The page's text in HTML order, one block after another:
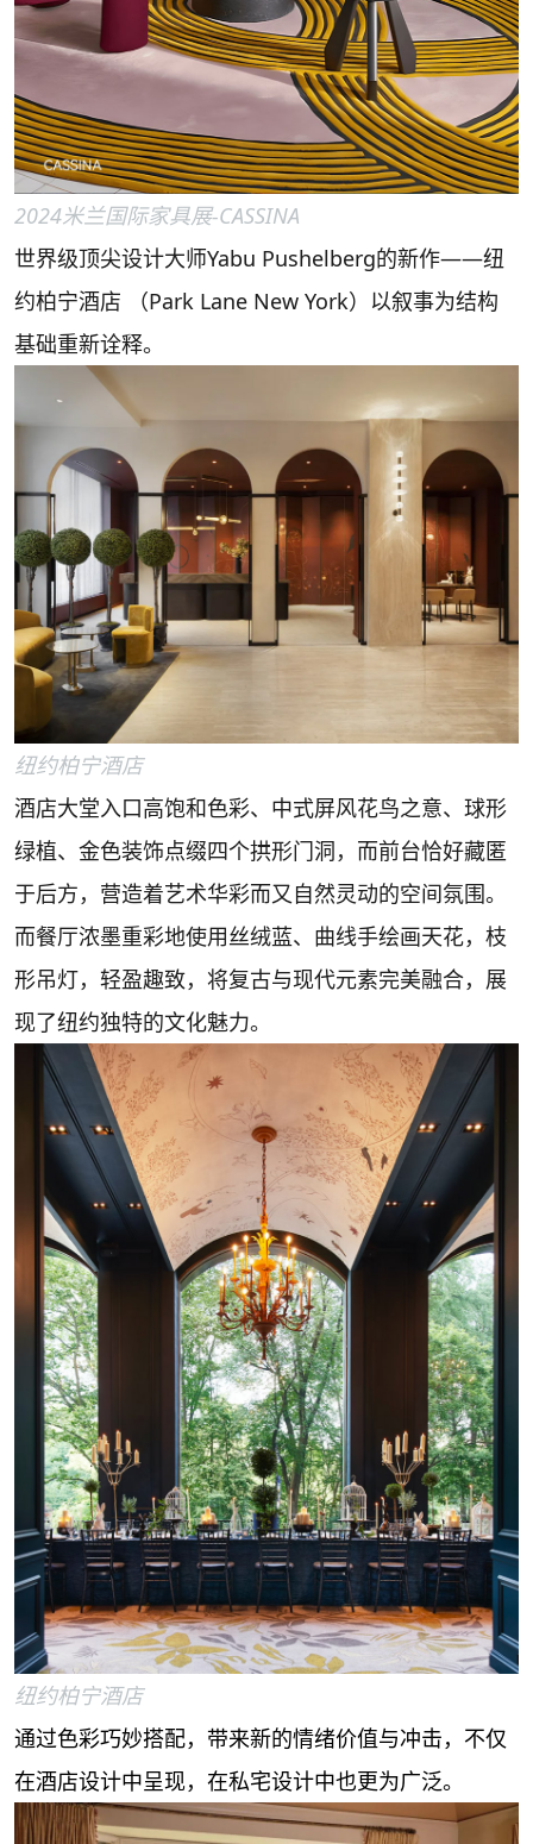
2024米兰国际家具展-CASSINA
世界级顶尖设计大师Yabu Pushelberg的新作——纽
约柏宁酒店 （Park Lane New York）以叙事为结构
基础重新诠释。
纽约柏宁酒店
酒店大堂入口高饱和色彩、中式屏风花鸟之意、球形
绿植、金色装饰点缀四个拱形门洞，而前台恰好藏匿
于后方，营造着艺术华彩而又自然灵动的空间氛围。
而餐厅浓墨重彩地使用丝绒蓝、曲线手绘画天花，枝
形吊灯，轻盈趣致，将复古与现代元素完美融合，展
现了纽约独特的文化魅力。
纽约柏宁酒店
通过色彩巧妙搭配，带来新的情绪价值与冲击，不仅
在酒店设计中呈现，在私宅设计中也更为广泛。